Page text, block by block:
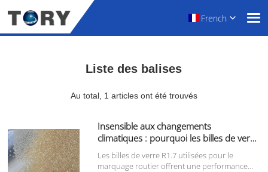
French
Liste des balises
Au total, 1 articles ont été trouvés
Insensible aux changements
climatiques : pourquoi les billes de verre
R1.7 utilisées dans le marquage routier
sont-elles efficaces par mauvais temps ?
Les billes de verre R1.7 utilisées pour le
marquage routier offrent une performance